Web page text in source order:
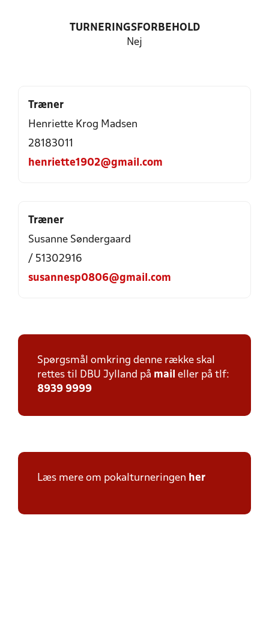
TURNERINGSFORBEHOLD
Nej
Træner
Henriette Krog Madsen
28183011
henriette1902@gmail.com
Træner
Susanne Søndergaard
/ 51302916
susannesp0806@gmail.com
Spørgsmål omkring denne række skal
rettes til DBU Jylland på mail eller på tlf:
8939 9999
Læs mere om pokalturneringen her